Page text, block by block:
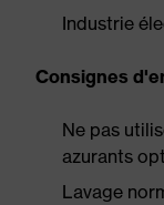
Industrie
Consignes
Ne pas
azurants
Lavage